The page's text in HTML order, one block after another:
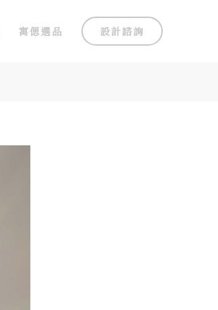
寓偲選品 設計諮詢